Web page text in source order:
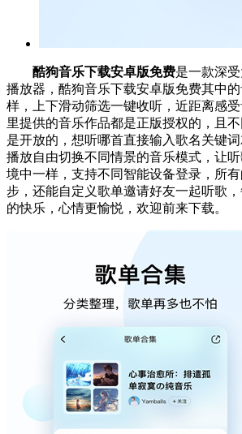
酷狗音乐下载安卓版免费是一款深
播放器，酷狗音乐下载安卓版免费其中
样，上下滑动筛选一键收听，近距离感
里提供的音乐作品都是正版授权的，且
是开放的，想听哪首直接输入歌名关键
播放自由切换不同情景的音乐模式，让
境中一样，支持不同智能设备登录，所
步，还能自定义歌单邀请好友一起听歌
的快乐，心情更愉悦，欢迎前来下载。